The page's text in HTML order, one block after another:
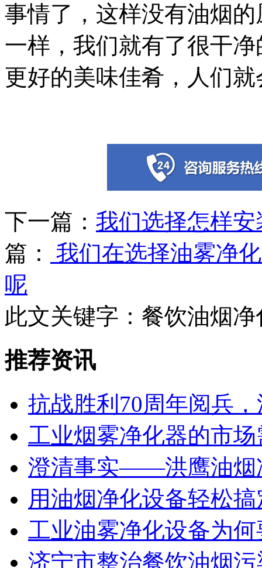
事情了，这样没有油烟
一样，我们就有了很干
更好的美味佳肴，人们
下一篇： 我们选择怎样
篇：
我们在选择油雾净
呢
此文关键字： 餐饮油烟净
推荐资讯
抗战胜利70周年阅兵
工业烟雾净化器的市
澄清事实——洪鹰油烟
用油烟净化设备轻松
工业油雾净化设备为
济宁市整治餐饮油烟